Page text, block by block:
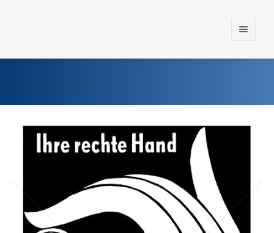
Einst und Heute
Konzerne
Epoche